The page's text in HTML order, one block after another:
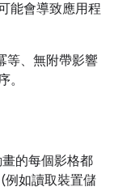
能會導致應用程
等、無附帶影響
。
的每個影格都
例如讀取裝置儲